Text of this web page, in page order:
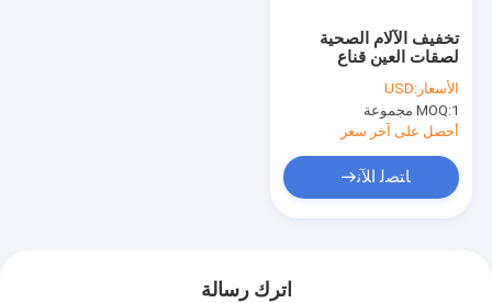
تخفيف الآلام الصحية
لصقات العين قناع
المنتجات التي يمكن
التخلص منها ماكينة تعبئة
تشكيل
الأسعار:USD
MOQ:1 مجموعة
أحصل على آخر سعر
ﺎﺘﺼﻟ ﺍﻶﻧ
اترك رسالة